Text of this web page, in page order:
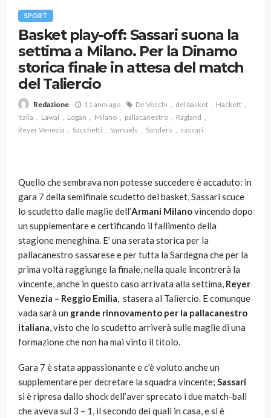
SPORT
Basket play-off: Sassari suona la
settima a Milano. Per la Dinamo
storica finale in attesa del match
del Taliercio
Redazione 11 anni ago De Vecchi del basket
Hackett
Italia
Lawal Logan Milano pallacanestro
Ragland
Reyer Venezia
Sacchetti Samuels Sanders sassari
Quello che sembrava non potesse succedere è accaduto: in
gara 7 della semifinale scudetto del basket, Sassari scuce
lo scudetto dalle maglie dell’Armani Milanovincendo dopo
un supplementare e certificando il fallimento della
stagione meneghina. E’ una serata storica per la
pallacanestro sassarese e per tutta la Sardegna che per la
prima volta raggiunge la finale, nella quale incontrerà la
vincente, anche in questo caso arrivata alla settima, Reyer
Venezia – Reggio Emilia, stasera al Taliercio. E comunque
vada sarà un grande rinnovamento per la pallacanestro
italiana, visto che lo scudetto arriverà sulle maglie di una
formazione che non ha mai vinto il titolo.
Gara 7 è stata appassionante e c’è voluto anche un
supplementare per decretare la squadra vincente; Sassari
si è ripresa dallo shock dell’aver sprecato i due match-ball
che aveva sul 3 – 1, il secondo dei quali in casa, e si è